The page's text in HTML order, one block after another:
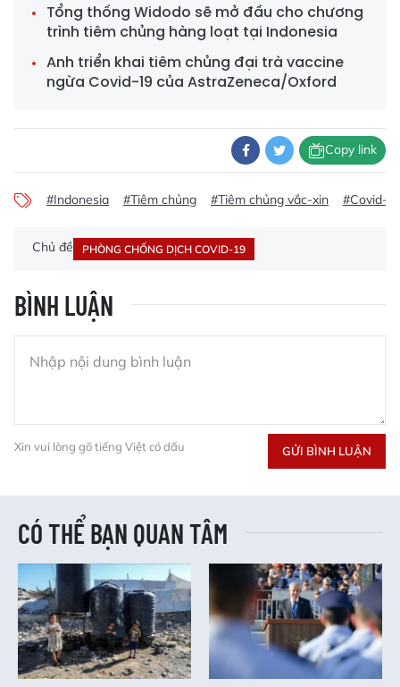
Tổng thống Widodo sẽ mở đầu cho chương
trình tiêm chủng hàng loạt tại Indonesia
Anh triển khai tiêm chủng đại trà vaccine
ngừa Covid-19 của AstraZeneca/Oxford
Copy link
#Indonesia #Tiêm chủng #Tiêm chủng vắc-xin #Covid-
Chủ đề PHÒNG CHỐNG DỊCH COVID-19
BÌNH LUẬN
Xin vui lòng gõ tiếng Việt có dấu GỬI BÌNH LUẬN
CÓ THỂ BẠN QUAN TÂM